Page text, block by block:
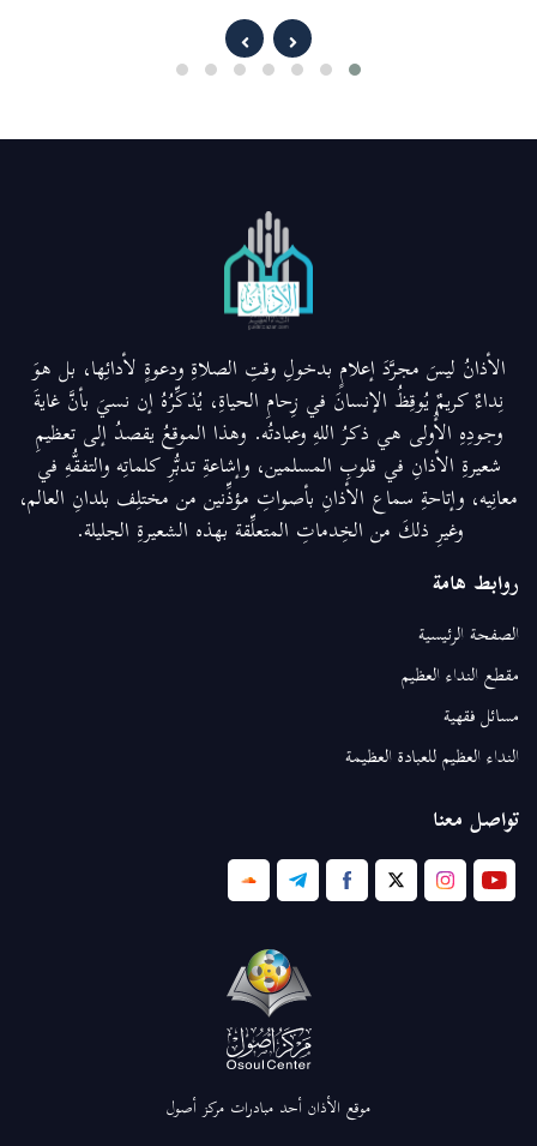
الأذانُ ليسَ مجرَّدَ إعلامٍ بدخولِ وقتِ الصلاةِ ودعوةٍ لأدائِها، بل هوَ
نِداءٌ كريمٌ يُوقِظُ الإنسانَ في زِحامِ الحياةِ، يُذكِّرُهُ إن نسيَ بأنَّ غايةَ
وجودِهِ الأُولى هي ذكرُ اللهِ وعبادتُه. وهذا الموقعُ يقصدُ إلى تعظيمِ
شعيرةِ الأذانِ في قلوبِ المسلمين، وإشاعةِ تدبُّرِ كلماتِه والتفقُّهِ في
معانِيه، وإتاحةِ سماع الأذانِ بأصواتِ مؤذِّنين من مختلِف بلدانِ العالم،
وغيرِ ذلكَ من الخِدماتِ المتعلِّقة بهذه الشعيرةِ الجليلة.
روابط هامة
الصفحة الرئيسية
مقطع النداء العظيم
مسائل فقهية
النداء العظيم للعبادة العظيمة
تواصل معنا
موقع الأذان أحد مبادرات مركز أصول